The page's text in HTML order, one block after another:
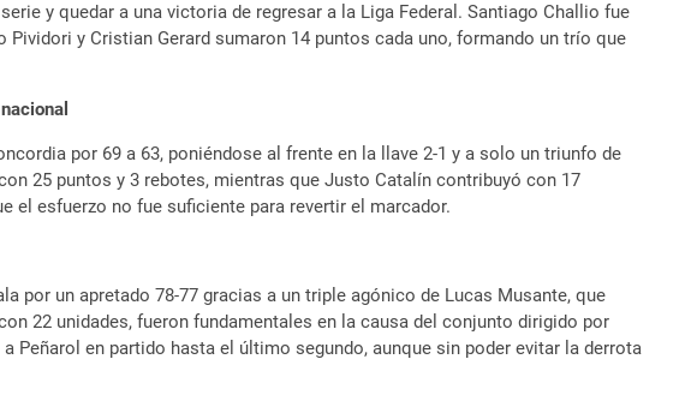
y quedar a una victoria de regresar a la Liga Federal. Santiago Challio fue
y Cristian Gerard sumaron 14 puntos cada uno, formando un trío que
por 69 a 63, poniéndose al frente en la llave 2-1 y a solo un triunfo de
25 puntos y 3 rebotes, mientras que Justo Catalín contribuyó con 17
el esfuerzo no fue suficiente para revertir el marcador.
por un apretado 78-77 gracias a un triple agónico de Lucas Musante, que
22 unidades, fueron fundamentales en la causa del conjunto dirigido por
Peñarol en partido hasta el último segundo, aunque sin poder evitar la derrota